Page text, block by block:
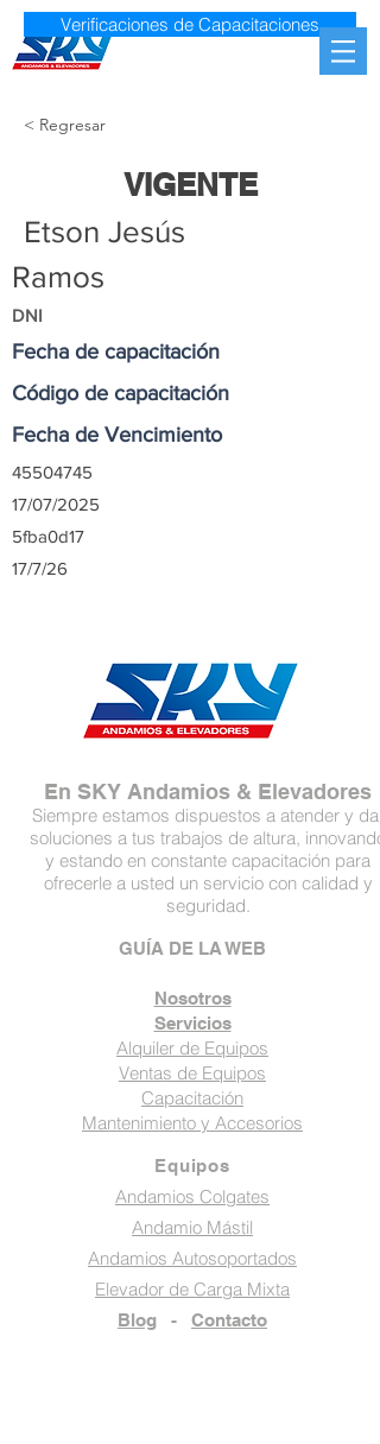
Verificaciones de Capacitaciones
< Regresar
VIGENTE
Etson Jesús
Ramos
DNI
Fecha de capacitación
Código de capacitación
Fecha de Vencimiento
45504745
17/07/2025
5fba0d17
17/7/26
En SKY Andamios & Elevadores
Siempre estamos dispuestos a atender y dar
soluciones a tus trabajos de altura, innovando
y estando en constante capacitación para
ofrecerle a usted un servicio con calidad y
seguridad.
GUÍA DE LA WEB
Nosotros
Servicios
Alquiler de Equipos
Ventas de Equipos
Capacitación
Mantenimiento y Accesorios
Equipos
Andamios Colgates
Andamio Mástil
Andamios Autosoportados
Elevador de Carga Mixta
Blog - Contacto